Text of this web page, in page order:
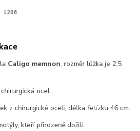
1286
Caligo memnon, rozměr lůžka je 2,5
ocel.
z chirurgické oceli, délka řetízku 46 cm.
kteří přirozeně dožili.